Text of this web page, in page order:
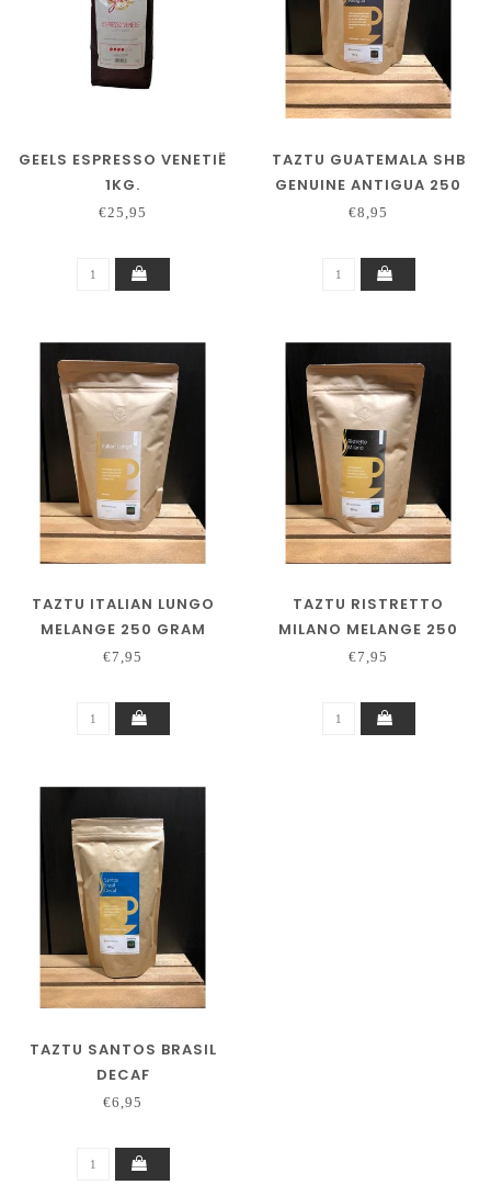
GEELS ESPRESSO VENETIË
1KG.
€25,95
TAZTU GUATEMALA SHB
GENUINE ANTIGUA 250
GRAM
€8,95
TAZTU ITALIAN LUNGO
MELANGE 250 GRAM
€7,95
TAZTU RISTRETTO
MILANO MELANGE 250
GRAM
€7,95
TAZTU SANTOS BRASIL
DECAF
€6,95